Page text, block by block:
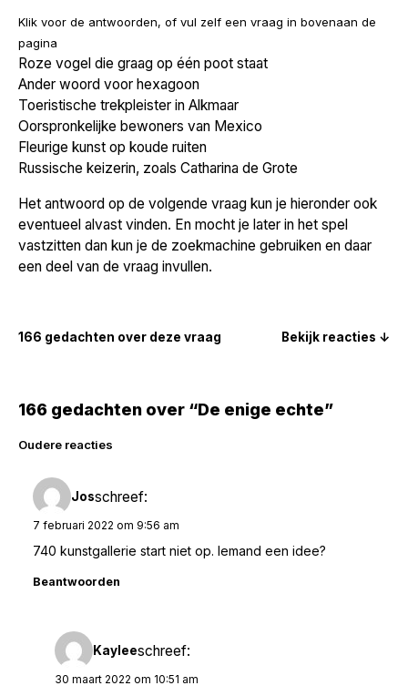
Klik voor de antwoorden, of vul zelf een vraag in bovenaan de
pagina
Roze vogel die graag op één poot staat
Ander woord voor hexagoon
Toeristische trekpleister in Alkmaar
Oorspronkelijke bewoners van Mexico
Fleurige kunst op koude ruiten
Russische keizerin, zoals Catharina de Grote
Het antwoord op de volgende vraag kun je hieronder ook
eventueel alvast vinden. En mocht je later in het spel
vastzitten dan kun je de zoekmachine gebruiken en daar
een deel van de vraag invullen.
166 gedachten over deze vraag Bekijk reacties ↓
166 gedachten over “De enige echte”
Reacties
navigatie
Oudere reacties
Josschreef:
7 februari 2022 om 9:56 am
740 kunstgallerie start niet op. Iemand een idee?
Beantwoorden
Kayleeschreef:
30 maart 2022 om 10:51 am